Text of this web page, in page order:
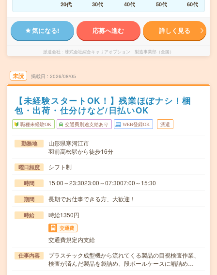
20代
30代 40代 50代 60代
気になる! 応募へ進む 詳しく見る
派遣会社 株式会社綜合キャリアオプション 製造事業部（全国）
未読 掲載日 2026/08/05
【未経験スタートOK！】残業ほぼナシ！梱
包・出荷・仕分けなど/日払いOK
職種未経験OK 交通費別途支給あり WEB登録OK 派遣
勤務地
山形県寒河江市
羽前高松駅から徒歩16分
曜日頻度 シフト制
時間 15:00～23:3023:00～07:3007:00～15:30
期間 長期でお仕事できる方、大歓迎！
時給 時給1350円
交通費
交通費規定内支給
仕事内容
プラスチック成型機から流れてくる製品の目視検査作業、
検査が済んだ製品を袋詰め、段ボールケースに箱詰め…